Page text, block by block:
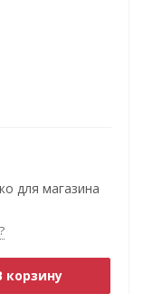
для магазина
корзину